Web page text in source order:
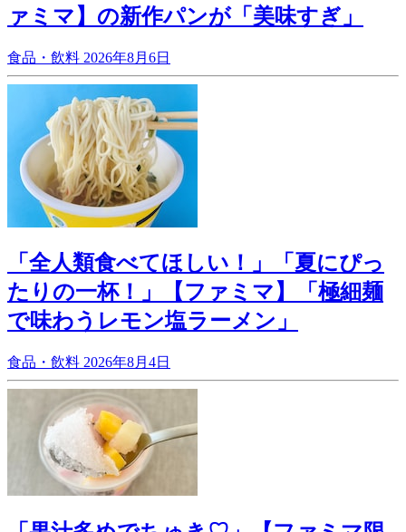
ァミマ】の新作パンが「美味すぎ」
食品・飲料 2026年8月6日
「全人類食べてほしい！」「夏にぴっ
たりの一杯！」【ファミマ】「極細麺
で味わうレモン塩ラーメン」
食品・飲料 2026年8月4日